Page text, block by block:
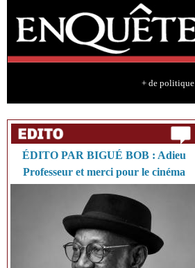
+ de politique
ÉDITO PAR BIGUÉ BOB : Adieu
Professeur et merci pour le cinéma